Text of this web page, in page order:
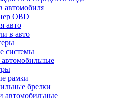
автомобиля
OBD
авто
в авто
системы
рамки
брелки
автомобильные